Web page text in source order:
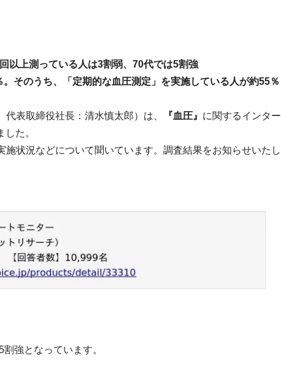
以上測っている人は3割弱、70代では5割強
そのうち、「定期的な血圧測定」を実施している人が約55％
表取締役社長：清水慎太郎）は、 『血圧』 に関するインター
た。
状況などについて聞いています。調査結果をお知らせいたし
強となっています。